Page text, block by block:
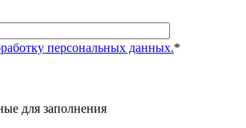
персональных данных.*
для заполнения